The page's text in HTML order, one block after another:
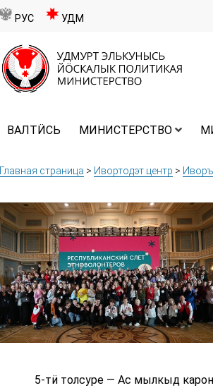
РУС УДМ
ВАЛТӤСЬ МИНИСТЕРСТВО
Главная страница > Ивортодэт центр >
5-тӥ толсуре — Ас мылкыд